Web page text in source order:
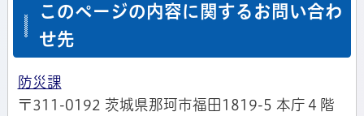
このページの内容に関するお問い合わ
せ先
防災課
〒311-0192 茨城県那珂市福田1819-5 本庁４階